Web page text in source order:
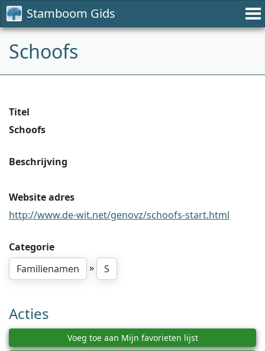
Stamboom Gids
Schoofs
Titel
Schoofs
Beschrijving
Website adres
http://www.de-wit.net/genovz/schoofs-start.html
Categorie
Familienamen
» S
Acties
Voeg toe aan Mijn favorieten lijst